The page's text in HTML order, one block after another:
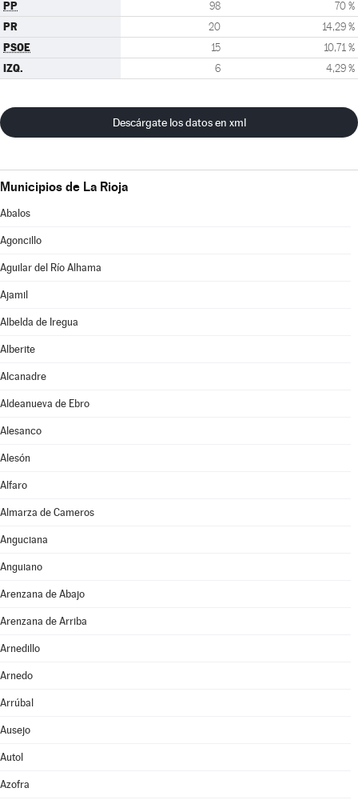
PP 98 70 %
PR 20 14,29 %
PSOE 15 10,71 %
IZQ. 6 4,29 %
Descárgate los datos en xml
Municipios de La Rioja
Abalos
Agoncillo
Aguilar del Río Alhama
Ajamil
Albelda de Iregua
Alberite
Alcanadre
Aldeanueva de Ebro
Alesanco
Alesón
Alfaro
Almarza de Cameros
Anguciana
Anguiano
Arenzana de Abajo
Arenzana de Arriba
Arnedillo
Arnedo
Arrúbal
Ausejo
Autol
Azofra